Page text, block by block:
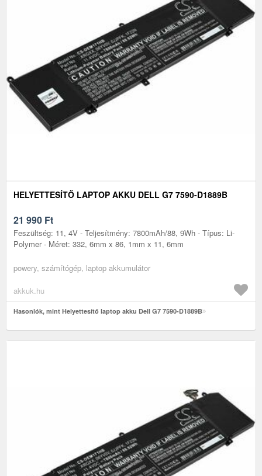
HELYETTESÍTŐ LAPTOP AKKU DELL G7 7590-D1889B
21 990 Ft
Feszültség: 11, 4V - Teljesítmény: 7800mAh/88, 9Wh - Típus: Li-
Polymer - Méret: 332, 6mm x 86, 1mm x 11, 6mm
powery, számítógép, laptop akkumulátor
akkuk.hu
Hasonlók, mint Helyettesítő laptop akku Dell G7 7590-D1889B